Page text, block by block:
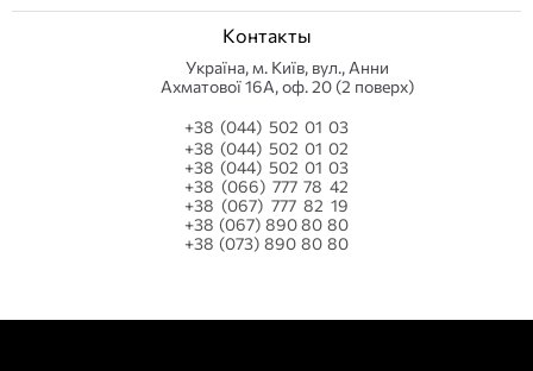
Контакты
Українa, м. Київ, вул., Анни
Ахматової 16А, оф. 20 (2 поверх)
+38 (044) 502 01 03
+38 (044) 502 01 02
+38 (044) 502 01 03
+38 (066) 777 78 42
+38 (067) 777 82 19
+38 (067) 890 80 80
+38 (073) 890 80 80